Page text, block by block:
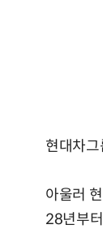
현대차
아울러
28년부